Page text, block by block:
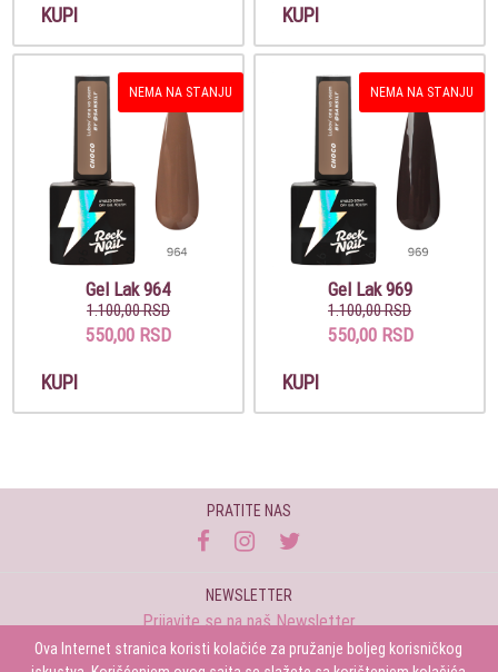
Ova Internet stranica koristi kolačiće za pružanje boljeg korisničkog
KUPI KUPI
NEMA NA STANJU
Gel Lak 964
1.100,00 RSD
550,00 RSD
KUPI
NEMA NA STANJU
Gel Lak 969
1.100,00 RSD
550,00 RSD
KUPI
PRATITE NAS
NEWSLETTER
Prijavite se na naš Newsletter
Prijavi se